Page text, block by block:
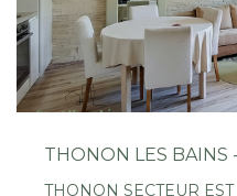
THONON SECTEUR EST Au sein d'une copropriété